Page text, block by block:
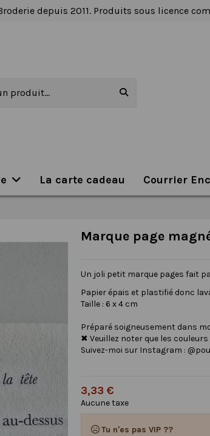
depuis 2011. Produits sous licence
La carte cadeau Courrier
Marque page
Un joli petit marque pages fait
Papier épais et plastifié donc
Taille : 6 x 4 cm
Préparé soigneusement dans
✖ Veuillez noter que les
Suivez-moi sur Instagram :
3,33 €
Aucune taxe
Tu n'es pas VIP ??